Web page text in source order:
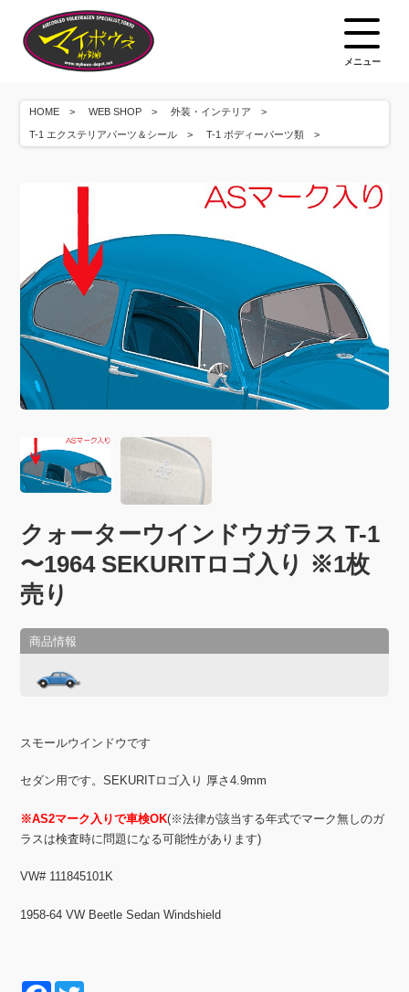
メニュー
HOME WEB SHOP 外装・インテリア
T-1 エクステリアパーツ＆シール T-1 ボディーパーツ類
クォーターウインドウガラス T-1
〜1964 SEKURITロゴ入り ※1枚
売り
スモールウインドウです
セダン用です。SEKURITロゴ入り 厚さ4.9mm
※AS2マーク入りで車検OK(※法律が該当する年式でマーク無しのガ
ラスは検査時に問題になる可能性があります)
VW# 111845101K
1958-64 VW Beetle Sedan Windshield